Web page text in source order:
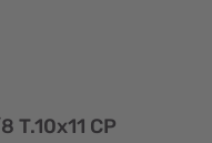
T.10x11 CP